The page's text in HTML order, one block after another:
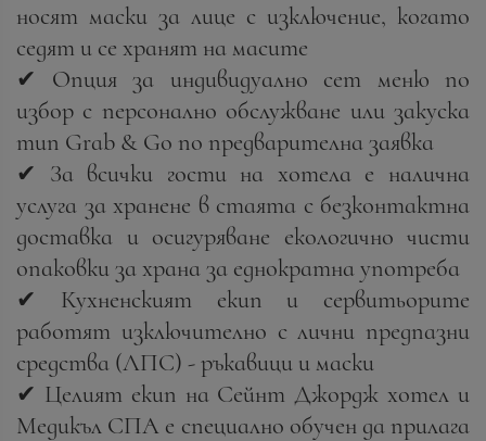
носят маски за лице с изключение, когато
седят и се хранят на масите
✔ Опция за индивидуално сет меню по
избор с персонално обслужване или закуска
тип Grab & Go по предварителна заявка
✔ За всички гости на хотела е налична
услуга за хранене в стаята с безконтактна
доставка и осигуряване екологично чисти
опаковки за храна за еднократна употреба
✔ Кухненският екип и сервитьорите
работят изключително с лични предпазни
средства (ЛПС) - ръкавици и маски
✔ Целият екип на Сейнт Джордж хотел и
Медикъл СПА е специално обучен да прилага